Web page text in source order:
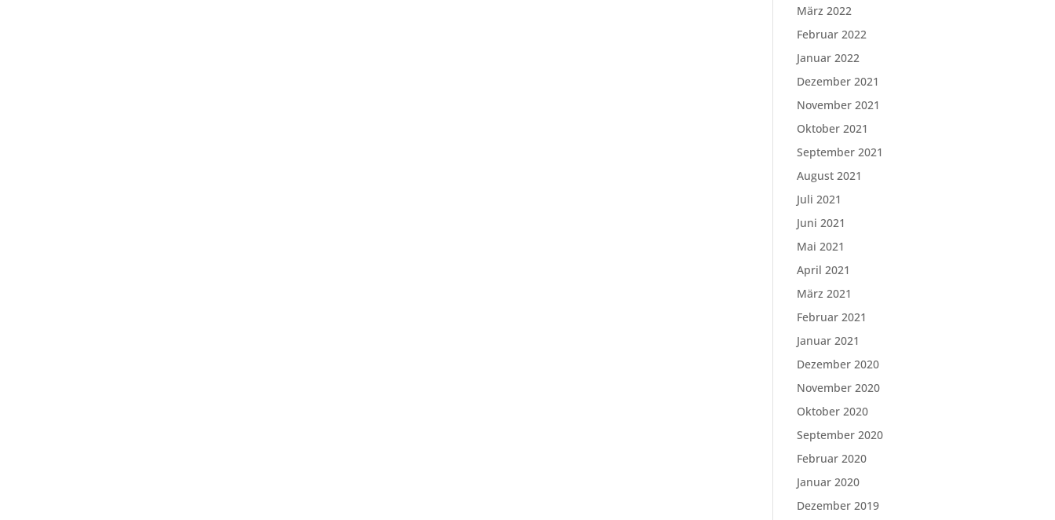
März 2022
Februar 2022
Januar 2022
Dezember 2021
November 2021
Oktober 2021
September 2021
August 2021
Juli 2021
Juni 2021
Mai 2021
April 2021
März 2021
Februar 2021
Januar 2021
Dezember 2020
November 2020
Oktober 2020
September 2020
Februar 2020
Januar 2020
Dezember 2019